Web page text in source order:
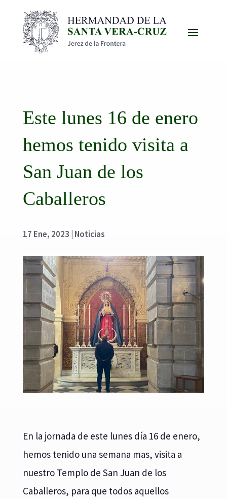
Este lunes 16 de enero
hemos tenido visita a
San Juan de los
Caballeros
17 Ene, 2023 Noticias
En la jornada de este lunes día 16 de enero,
hemos tenido una semana mas, visita a
nuestro Templo de San Juan de los
Caballeros, para que todos aquellos